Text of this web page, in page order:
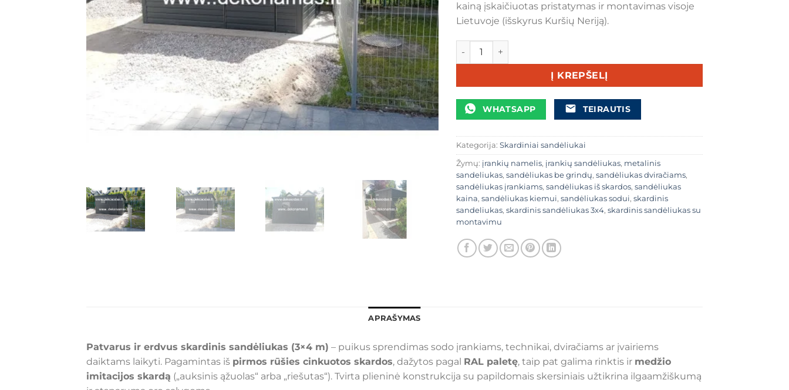
kainą įskaičiuotas pristatymas ir montavimas visoje
Lietuvoje (išskyrus Kuršių Neriją).
produkto kiekis: Skardinis įrankių sandėliukas 3×4 m
Į KREPŠELĮ
WHATSAPP TEIRAUTIS
Kategorija: Skardiniai sandėliukai
Žymų: įrankių namelis, įrankių sandėliukas, metalinis
sandeliukas, sandėliukas be grindų, sandėliukas dviračiams,
sandėliukas įrankiams, sandėliukas iš skardos, sandėliukas
kaina, sandėliukas kiemui, sandėliukas sodui, skardinis
sandeliukas, skardinis sandėliukas 3x4, skardinis sandėliukas su
montavimu
APRAŠYMAS
Patvarus ir erdvus skardinis sandėliukas (3×4 m) – puikus sprendimas sodo įrankiams, technikai, dviračiams ar įvairiems
daiktams laikyti. Pagamintas iš pirmos rūšies cinkuotos skardos, dažytos pagal RAL paletę, taip pat galima rinktis ir medžio
imitacijos skardą („auksinis ąžuolas“ arba „riešutas“). Tvirta plieninė konstrukcija su papildomais skersiniais užtikrina ilgaamžiškumą